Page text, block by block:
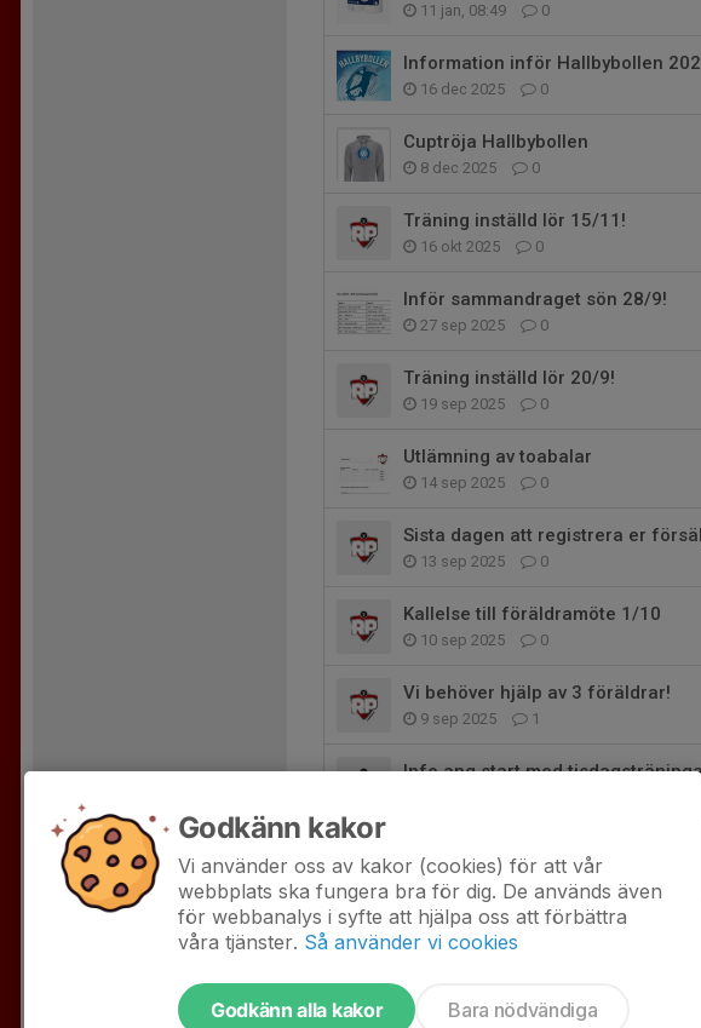
11 jan, 08:49 0
Information inför Hallbybollen
16 dec 2025 0
Cuptröja Hallbybollen
8 dec 2025 0
Träning inställd lör 15/11!
16 okt 2025 0
Inför sammandraget sön 28/9!
27 sep 2025 0
Träning inställd lör 20/9!
19 sep 2025 0
Utlämning av toabalar
14 sep 2025 0
Sista dagen att registrera er
13 sep 2025 0
Kallelse till föräldramöte 1/10
10 sep 2025 0
Vi behöver hjälp av 3 föräldrar!
9 sep 2025 1
Info ang start med
2 aug 2025 0
Godkänn kakor
Vi använder oss av kakor (cookies) för att vår
webbplats ska fungera bra för dig. De används även
för webbanalys i syfte att hjälpa oss att förbättra
våra tjänster. Så använder vi cookies
Godkänn alla kakor Bara nödvändiga